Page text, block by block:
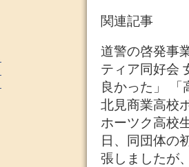
関連記事
道警の啓発事
ティア同好会
良かった」 「
北見商業高校
ホーツク高校
日、同団体の
張しましたが